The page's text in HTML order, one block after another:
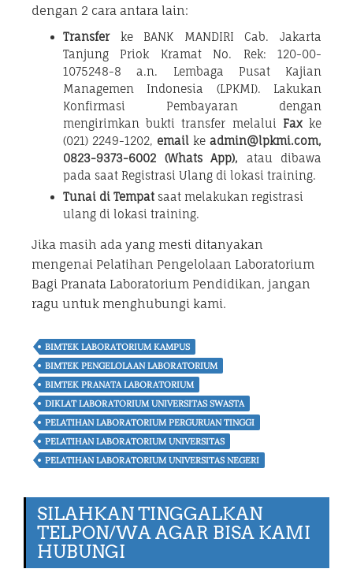
dengan 2 cara antara lain:
Transferke BANK MANDIRI Cab. Jakarta
Tanjung Priok Kramat No. Rek: 120-00-
1075248-8 a.n. Lembaga Pusat Kajian
Managemen Indonesia (LPKMI). Lakukan
Konfirmasi Pembayaran dengan
mengirimkan bukti transfer melalui Faxke
(021) 2249-1202, email ke admin@lpkmi.com,
0823-9373-6002 (Whats App), atau dibawa
pada saat Registrasi Ulang di lokasi training.
Tunai di Tempat saat melakukan registrasi
ulang di lokasi training.
Jika masih ada yang mesti ditanyakan
mengenai Pelatihan Pengelolaan Laboratorium
Bagi Pranata Laboratorium Pendidikan, jangan
ragu untuk menghubungi kami.
BIMTEK LABORATORIUM KAMPUS
BIMTEK PENGELOLAAN LABORATORIUM
BIMTEK PRANATA LABORATORIUM
DIKLAT LABORATORIUM UNIVERSITAS SWASTA
PELATIHAN LABORATORIUM PERGURUAN TINGGI
PELATIHAN LABORATORIUM UNIVERSITAS
PELATIHAN LABORATORIUM UNIVERSITAS NEGERI
SILAHKAN TINGGALKAN
TELPON/WA AGAR BISA KAMI
HUBUNGI